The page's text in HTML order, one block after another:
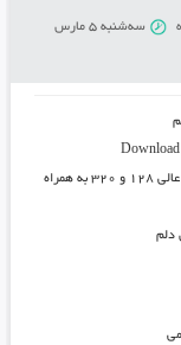
سه‌شنبه 5 مارس
با دو کیفیت عالی ۱۲۸ و ۳۲۰ به همراه
دلم